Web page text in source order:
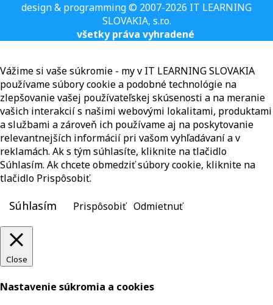
design & programming © 2007-2026 IT LEARNING
SLOVAKIA, s.r.o.
všetky práva vyhradené
Vážime si vaše súkromie - my v IT LEARNING SLOVAKIA
používame súbory cookie a podobné technológie na
zlepšovanie vašej používateľskej skúsenosti a na meranie
vašich interakcií s našimi webovými lokalitami, produktami
a službami a zároveň ich používame aj na poskytovanie
relevantnejších informácií pri vašom vyhľadávaní a v
reklamách. Ak s tým súhlasíte, kliknite na tlačidlo
Súhlasím. Ak chcete obmedziť súbory cookie, kliknite na
tlačidlo Prispôsobiť.
Súhlasím Prispôsobiť Odmietnuť
Close
Nastavenie súkromia a cookies